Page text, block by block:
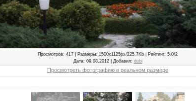
Просмотров: 417 | Размеры: 1500x1125px/225.7Kb | Рейтинг: 5.0/2
Дата: 09.08.2012 | Добавил: dubi
Просмотреть фотографию в реальном размере